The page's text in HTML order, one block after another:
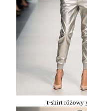
t-shirt różowy